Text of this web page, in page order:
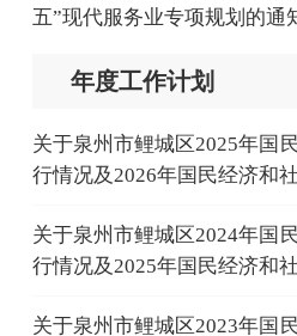
五”现代服务业专项规划的通
年度工作计划
关于泉州市鲤城区2025年国
行情况及2026年国民经济和
关于泉州市鲤城区2024年国
行情况及2025年国民经济和
关于泉州市鲤城区2023年国